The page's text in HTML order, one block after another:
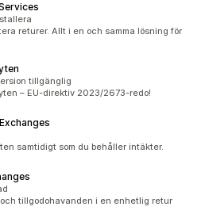
returer. Allt i en och samma lösning för
tillgänglig
– EU-direktiv 2023/2673-redo!
samtidigt som du behåller intäkter.
tillgodohavanden i en enhetlig retur